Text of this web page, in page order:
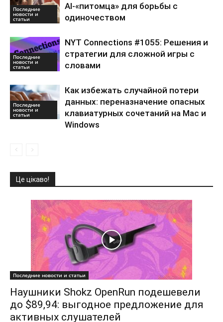
Последние
новости и
статьи
AI-«питомца» для борьбы с
одиночеством
Последние
новости и
статьи
NYT Connections #1055: Решения и
стратегии для сложной игры с
словами
Последние
новости и
статьи
Как избежать случайной потери
данных: переназначение опасных
клавиатурных сочетаний на Mac и
Windows
Це цікаво!
Последние новости и статьи
Наушники Shokz OpenRun подешевели
до $89,94: выгодное предложение для
активных слушателей